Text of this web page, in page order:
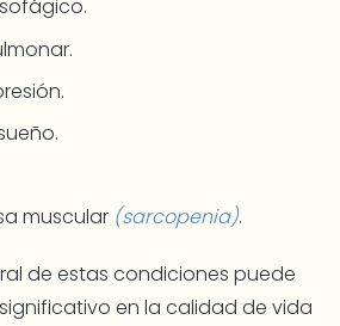
muscular (sarcopenia).
de estas condiciones puede
en la calidad de vida